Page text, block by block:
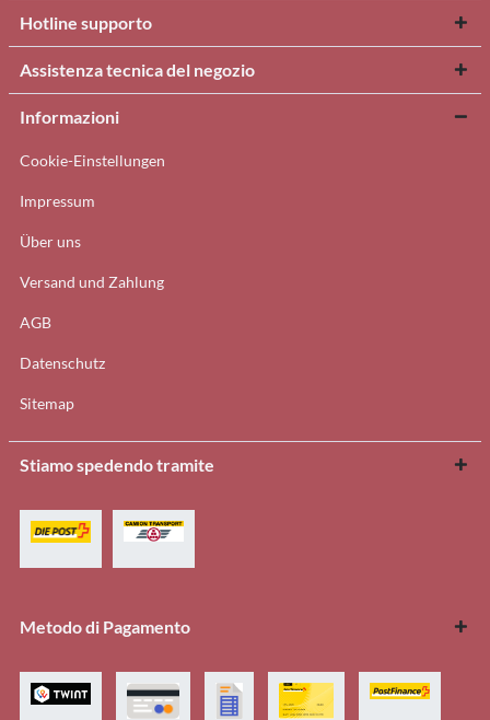
Hotline supporto
Assistenza tecnica del negozio
Informazioni
Cookie-Einstellungen
Impressum
Über uns
Versand und Zahlung
AGB
Datenschutz
Sitemap
Stiamo spedendo tramite
Metodo di Pagamento